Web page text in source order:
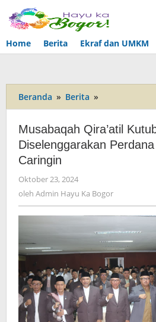
Lewati
ke
konten
Home
Berita Ekraf dan UMKM
Beranda » Berita »
Qira’atil
Kutub
Bogor
Caringin
Musabaqah Qira’atil
Diselenggarakan
Caringin
Oktober 23, 2024
Admin
Hayu
Ka
Bogor
oleh Admin Hayu Ka Bogor